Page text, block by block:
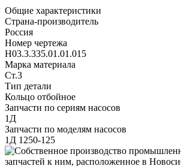
Общие характеристики
Страна-производитель
Россия
Номер чертежа
Н03.3.335.01.01.015
Марка материала
Ст.3
Тип детали
Кольцо отбойное
Запчасти по сериям насосов
1Д
Запчасти по моделям насосов
1Д 1250-125